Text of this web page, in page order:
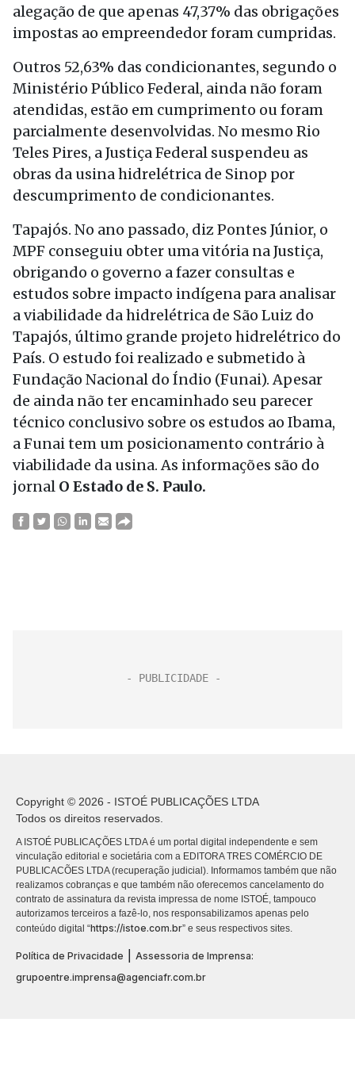
alegação de que apenas 47,37% das obrigações
impostas ao empreendedor foram cumpridas.
Outros 52,63% das condicionantes, segundo o
Ministério Público Federal, ainda não foram
atendidas, estão em cumprimento ou foram
parcialmente desenvolvidas. No mesmo Rio
Teles Pires, a Justiça Federal suspendeu as
obras da usina hidrelétrica de Sinop por
descumprimento de condicionantes.
Tapajós. No ano passado, diz Pontes Júnior, o
MPF conseguiu obter uma vitória na Justiça,
obrigando o governo a fazer consultas e
estudos sobre impacto indígena para analisar
a viabilidade da hidrelétrica de São Luiz do
Tapajós, último grande projeto hidrelétrico do
País. O estudo foi realizado e submetido à
Fundação Nacional do Índio (Funai). Apesar
de ainda não ter encaminhado seu parecer
técnico conclusivo sobre os estudos ao Ibama,
a Funai tem um posicionamento contrário à
viabilidade da usina. As informações são do
jornal O Estado de S. Paulo.
Copyright © 2026 - ISTOÉ PUBLICAÇÕES LTDA
Todos os direitos reservados.
A ISTOÉ PUBLICAÇÕES LTDA é um portal digital independente e sem
vinculação editorial e societária com a EDITORA TRES COMÉRCIO DE
PUBLICACÕES LTDA (recuperação judicial). Informamos também que não
realizamos cobranças e que também não oferecemos cancelamento do
contrato de assinatura da revista impressa de nome ISTOÉ, tampouco
autorizamos terceiros a fazê-lo, nos responsabilizamos apenas pelo
conteúdo digital “https://istoe.com.br” e seus respectivos sites.
Política de Privacidade
Assessoria de Imprensa:
grupoentre.imprensa@agenciafr.com.br